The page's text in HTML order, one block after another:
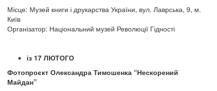
Місце: Музей книги і друкарства України, вул. Лаврська, 9, м.
Київ
Організатор: Національний музей Революції Гідності
із 17 ЛЮТОГО
Фотопроєкт Олександра Тимошенка “Нескорений
Майдан”